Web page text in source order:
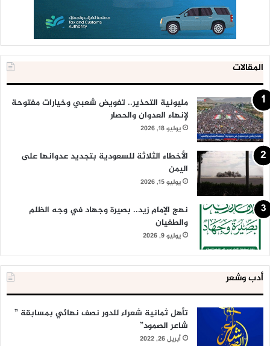
المقالات
مليونية التحذير.. تفويض شعبي وخيارات مفتوحة
لإنهاء العدوان والحصار
يوليو 18, 2026
الأخطاء الثلاثة للسعودية بتجديد عدوانها على
اليمن
يوليو 15, 2026
نهج الإمام زيد.. بصيرة وجهاد في وجه الظلم
والطغيان
يوليو 9, 2026
أدب وشعر
تأهل ثمانية شعراء للدور نصف نهائي بمسابقة ”
شاعر الصمود”
أبريل 26, 2022